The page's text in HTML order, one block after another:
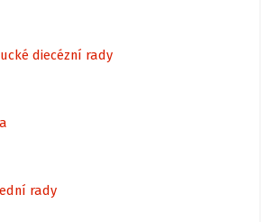
diecézní rady
rady